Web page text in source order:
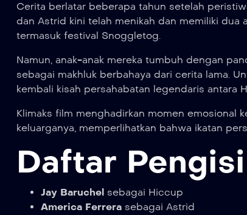
Cerita berlatar beberapa tahun setelah
dan Astrid kini telah menikah dan memiliki dua
termasuk festival Snoggletog.
Namun, anak-anak mereka tumbuh dengan
sebagai makhluk berbahaya dari cerita lama.
kembali kisah persahabatan legendaris antara
Klimaks film menghadirkan momen emosional
keluarganya, memperlihatkan bahwa ikatan
Daftar
Jay Baruchel sebagai Hiccup
America Ferrera sebagai Astrid